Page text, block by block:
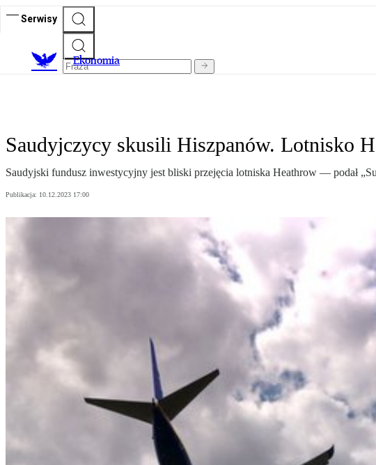
Serwisy
Ekonomia
Saudyjczycy skusili Hiszpanów. Lotnisko
Saudyjski fundusz inwestycyjny jest bliski przejęcia lotniska Heathrow — podał
Publikacja: 10.12.2023 17:00